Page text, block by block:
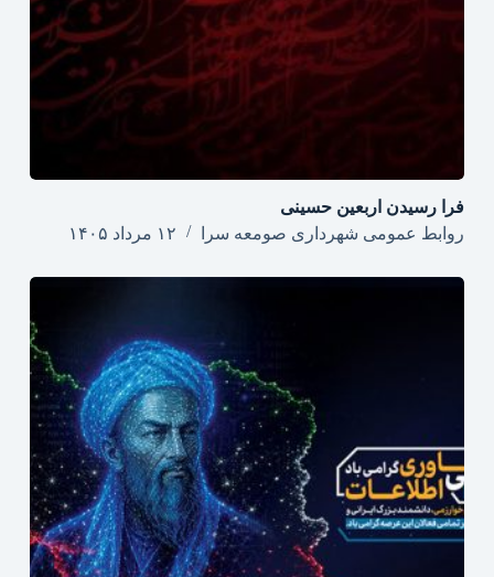
فرا رسیدن اربعین حسینی
روابط عمومی شهرداری صومعه سرا
۱۲ مرداد ۱۴۰۵